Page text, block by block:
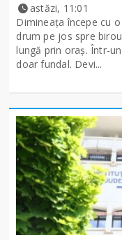
astăzi, 11:01
Dimineața începe cu
drum pe jos spre
lungă prin oraș. Într-
doar fundal. Devi...